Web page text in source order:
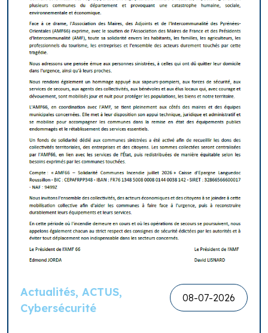
Actualités, ACTUS,
Cybersécurité
08-07-2026